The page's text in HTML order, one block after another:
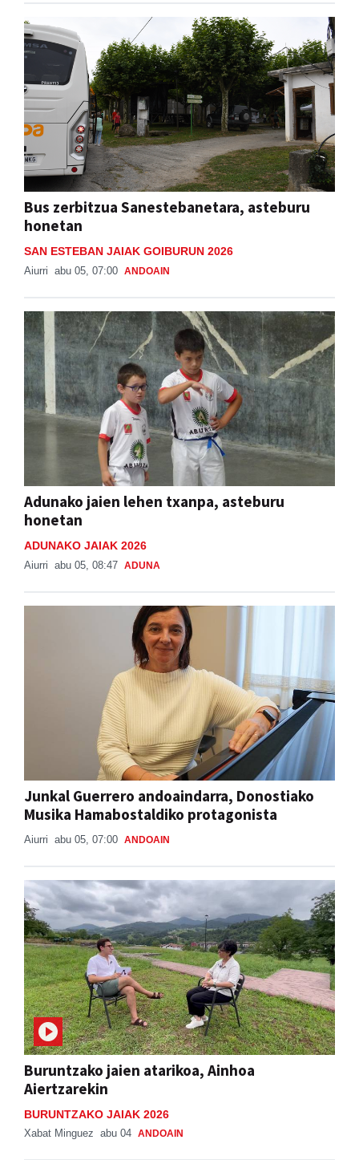
Bus zerbitzua Sanestebanetara, asteburu
honetan
SAN ESTEBAN JAIAK GOIBURUN 2026
Aiurri abu 05, 07:00 ANDOAIN
Adunako jaien lehen txanpa, asteburu
honetan
ADUNAKO JAIAK 2026
Aiurri abu 05, 08:47 ADUNA
Junkal Guerrero andoaindarra, Donostiako
Musika Hamabostaldiko protagonista
Aiurri abu 05, 07:00 ANDOAIN
Buruntzako jaien atarikoa, Ainhoa
Aiertzarekin
BURUNTZAKO JAIAK 2026
Xabat Minguez abu 04 ANDOAIN